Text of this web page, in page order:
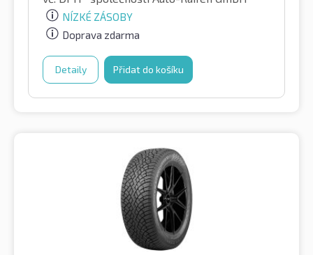
NÍZKÉ ZÁSOBY
Doprava zdarma
Detaily Přidat do košíku